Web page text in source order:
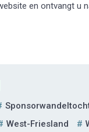
en ontvangt u
West-Friesland